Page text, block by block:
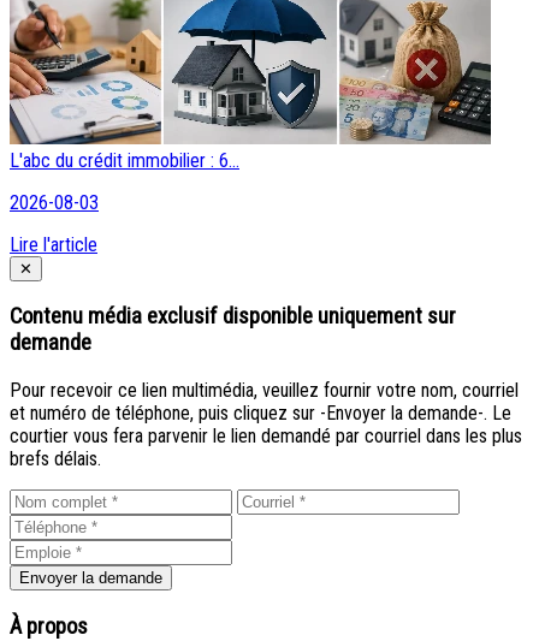
L'abc du crédit immobilier : 6...
2026-08-03
Lire l'article
Close
✕
Contenu média exclusif disponible uniquement sur
demande
Pour recevoir ce lien multimédia, veuillez fournir votre nom, courriel
et numéro de téléphone, puis cliquez sur -Envoyer la demande-. Le
courtier vous fera parvenir le lien demandé par courriel dans les plus
brefs délais.
Envoyer la demande
À propos